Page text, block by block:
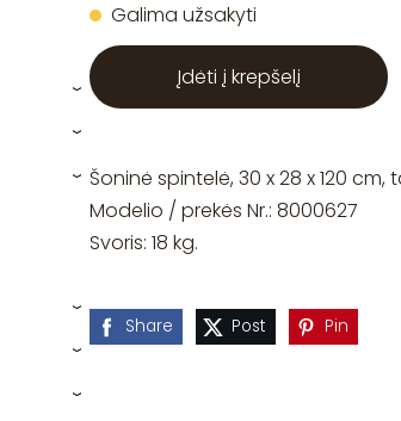
›
›
›
›
›
›
Galima užsakyti
Įdėti į krepšelį
Šoninė spintelė, 30 x 28 x 120
Modelio / prekės Nr.: 8000627
Svoris: 18 kg.
Share Post Pin